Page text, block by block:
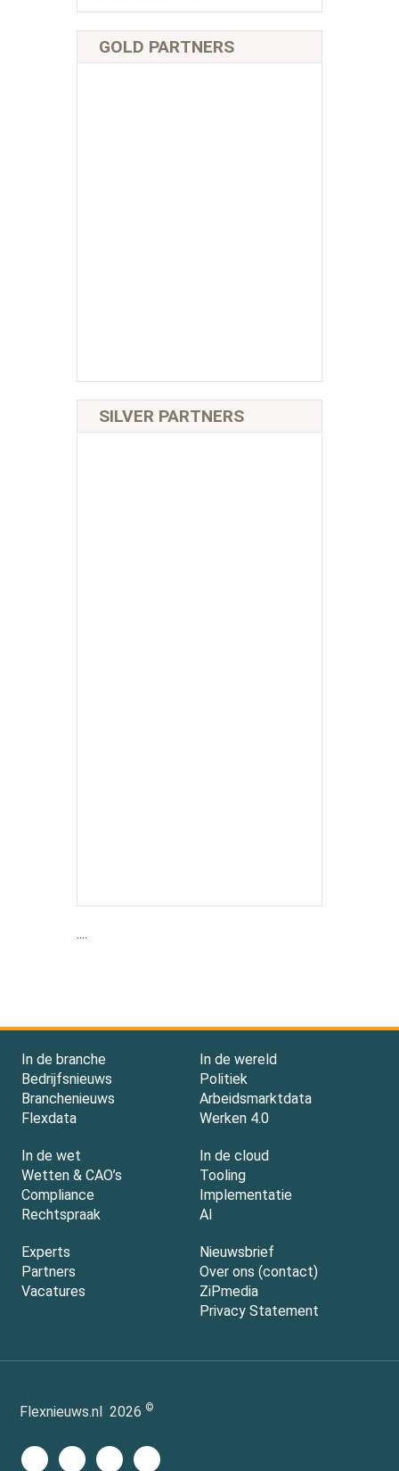
GOLD PARTNERS
SILVER PARTNERS
....
In de branche
Bedrijfsnieuws
Branchenieuws
Flexdata
In de wereld
Politiek
Arbeidsmarktdata
Werken 4.0
In de wet
Wetten & CAO’s
Compliance
Rechtspraak
In de cloud
Tooling
Implementatie
AI
Experts
Partners
Vacatures
Nieuwsbrief
Over ons (contact)
ZiPmedia
Privacy Statement
Flexnieuws.nl 2026 ©